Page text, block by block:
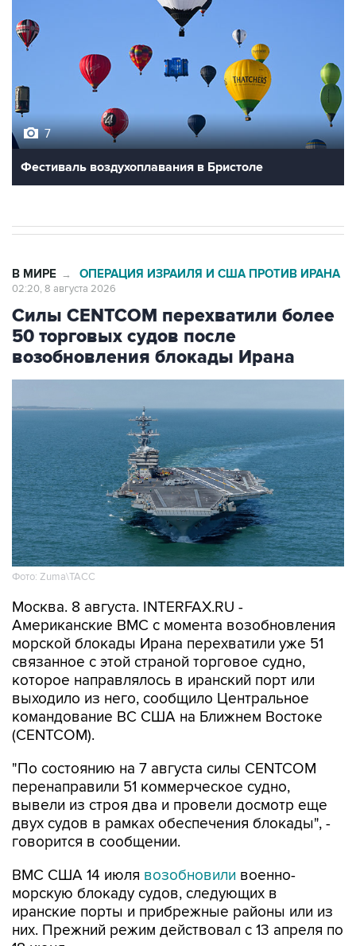
7
Фестиваль воздухоплавания в Бристоле
В МИРЕ → ОПЕРАЦИЯ ИЗРАИЛЯ И США ПРОТИВ ИРАНА
02:20, 8 августа 2026
Силы CENTCOM перехватили более
50 торговых судов после
возобновления блокады Ирана
Фото: Zuma\ТАСС
Москва. 8 августа. INTERFAX.RU -
Американские ВМС с момента возобновления
морской блокады Ирана перехватили уже 51
связанное с этой страной торговое судно,
которое направлялось в иранский порт или
выходило из него, сообщило Центральное
командование ВС США на Ближнем Востоке
(CENTCOM).
"По состоянию на 7 августа силы CENTCOM
перенаправили 51 коммерческое судно,
вывели из строя два и провели досмотр еще
двух судов в рамках обеспечения блокады", -
говорится в сообщении.
ВМС США 14 июля возобновили военно-
морскую блокаду судов, следующих в
иранские порты и прибрежные районы или из
них. Прежний режим действовал с 13 апреля по